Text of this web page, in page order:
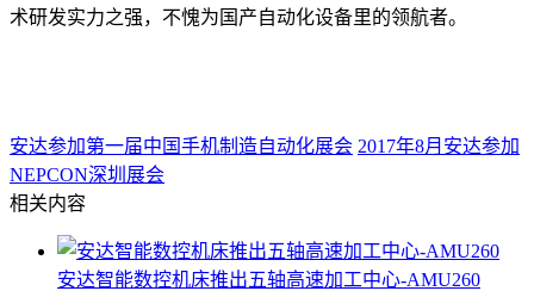
术研发实力之强，不愧为国产自动化设备里的领航者。
安达参加第一届中国手机制造自动化展会 2017年8月安达参加
NEPCON深圳展会
相关内容
安达智能数控机床推出五轴高速加工中心-AMU260